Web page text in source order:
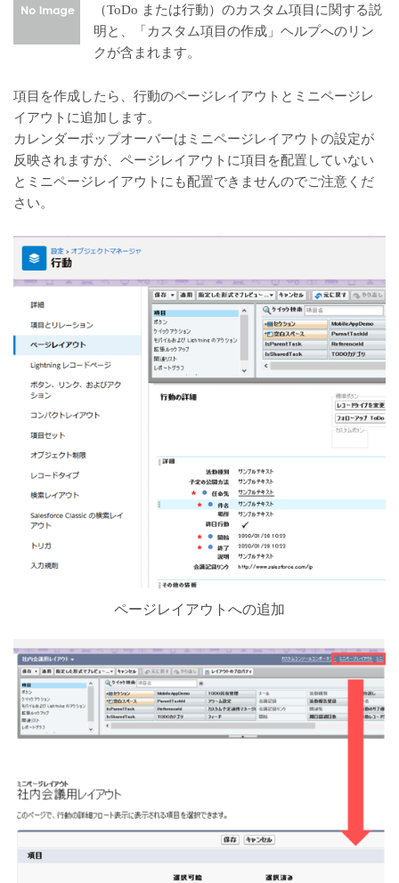
（ToDo または行動）のカスタム項目に関する説
明と、「カスタム項目の作成」ヘルプへのリン
クが含まれます。
項目を作成したら、行動のページレイアウトとミニページレ
イアウトに追加します。
カレンダーポップオーバーはミニページレイアウトの設定が
反映されますが、ページレイアウトに項目を配置していない
とミニページレイアウトにも配置できませんのでご注意くだ
さい。
ページレイアウトへの追加